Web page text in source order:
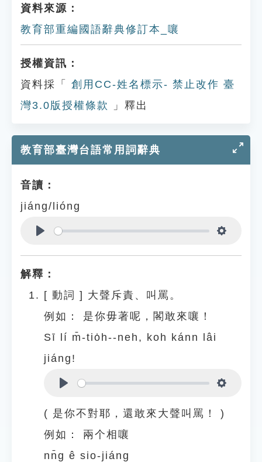
資料來源：
教育部重編國語辭典修訂本_嚷
授權資訊：
資料採「
創用CC-姓名標示- 禁止改作 臺
灣3.0版授權條款
」釋出
教育部臺灣台語常用詞辭典
音讀：
jiáng/lióng
解釋：
[ 動詞 ] 大聲斥責、叫罵。
例如：
是你毋著呢，閣敢來嚷！
Sī lí m̄-tio̍h--neh, koh kánn lâi
jiáng!
( 是你不對耶，還敢來大聲叫罵！ )
例如：
兩个相嚷
nn̄g ê sio-jiáng